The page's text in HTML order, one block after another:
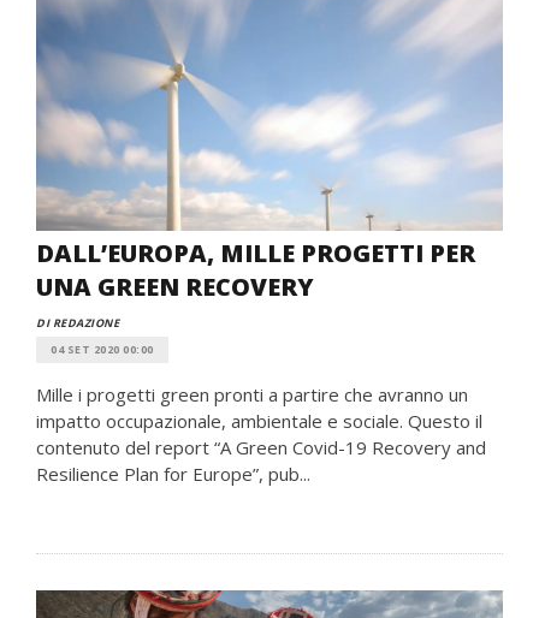
DALL’EUROPA, MILLE PROGETTI PER
UNA GREEN RECOVERY
DI REDAZIONE
04 SET 2020 00:00
Mille i progetti green pronti a partire che avranno un
impatto occupazionale, ambientale e sociale. Questo il
contenuto del report “A Green Covid-19 Recovery and
Resilience Plan for Europe”, pub...